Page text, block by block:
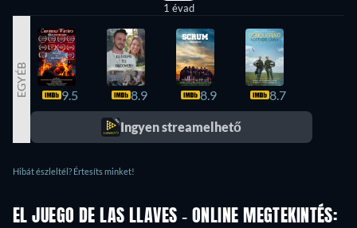
1 évad
EGYÉB 9.5 8.9 8.9 8.7
Ingyen streamelhető
Hibát észleltél? Értesíts minket!
EL JUEGO DE LAS LLAVES - ONLINE MEGTEKINTÉS: